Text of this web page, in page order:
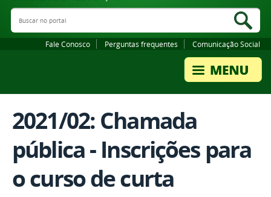
Legislação
Buscar no portal
Fale Conosco Perguntas frequentes Comunicação Social
2021/02: Chamada
pública - Inscrições para
o curso de curta